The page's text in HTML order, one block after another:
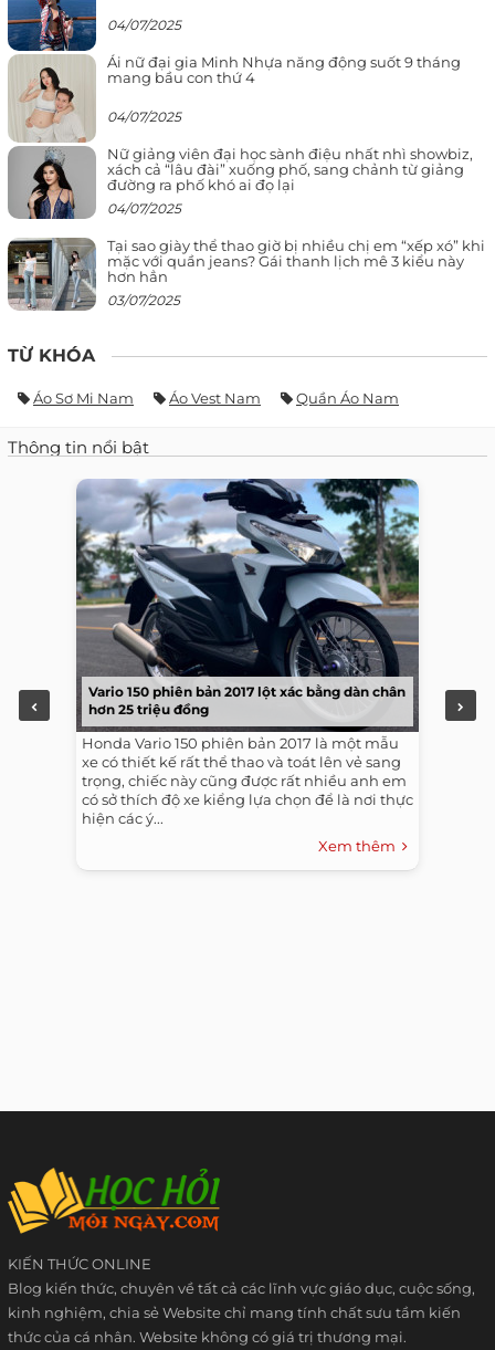
04/07/2025
Ái nữ đại gia Minh Nhựa năng động suốt 9 tháng
mang bầu con thứ 4
04/07/2025
Nữ giảng viên đại học sành điệu nhất nhì showbiz,
xách cả “lâu đài” xuống phố, sang chảnh từ giảng
đường ra phố khó ai đọ lại
04/07/2025
Tại sao giày thể thao giờ bị nhiều chị em “xếp xó” khi
mặc với quần jeans? Gái thanh lịch mê 3 kiểu này
hơn hẳn
03/07/2025
TỪ KHÓA
Áo Sơ Mi Nam Áo Vest Nam Quần Áo Nam
Thông tin nổi bật
Vario 150 phiên bản 2017 lột xác bằng dàn chân
hơn 25 triệu đồng
Honda Vario 150 phiên bản 2017 là một mẫu
xe có thiết kế rất thể thao và toát lên vẻ sang
trọng, chiếc này cũng được rất nhiều anh em
có sở thích độ xe kiểng lựa chọn để là nơi thực
hiện các ý...
Xem thêm
KIẾN THỨC ONLINE
Blog kiến thức, chuyên về tất cả các lĩnh vực giáo dục, cuộc sống,
kinh nghiệm, chia sẻ Website chỉ mang tính chất sưu tầm kiến
thức của cá nhân. Website không có giá trị thương mại.